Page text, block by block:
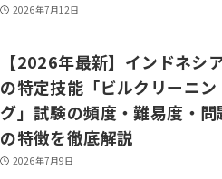
2026年7月12日
【2026年最新】インドネシ
の特定技能「ビルクリーニン
グ」試験の頻度・難易度・問
の特徴を徹底解説
2026年7月9日